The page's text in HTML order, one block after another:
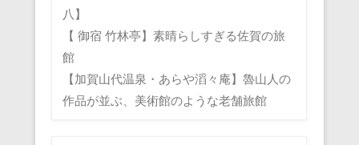
八】
【 御宿 竹林亭】素晴らしすぎる佐賀の旅
館
【加賀山代温泉・あらや滔々庵】魯山人の
作品が並ぶ、美術館のような老舗旅館